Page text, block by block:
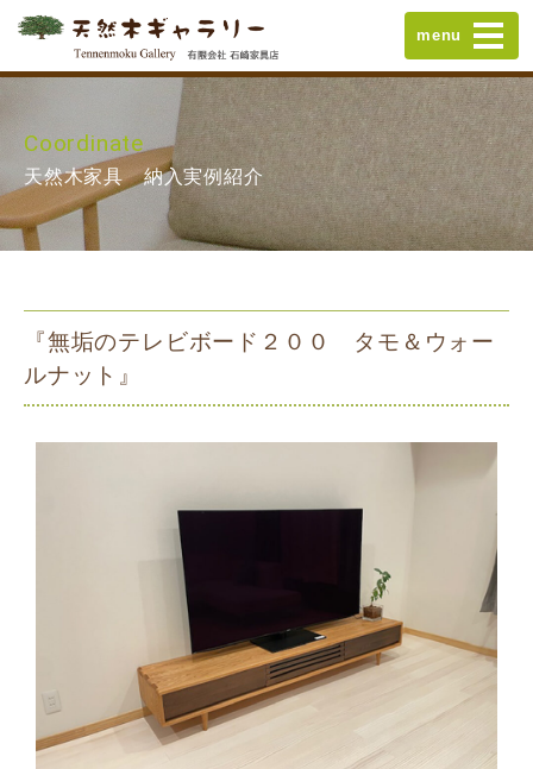
menu
Coordinate
天然木家具 納入実例紹介
『無垢のテレビボード２００ タモ＆ウォー
ルナット』